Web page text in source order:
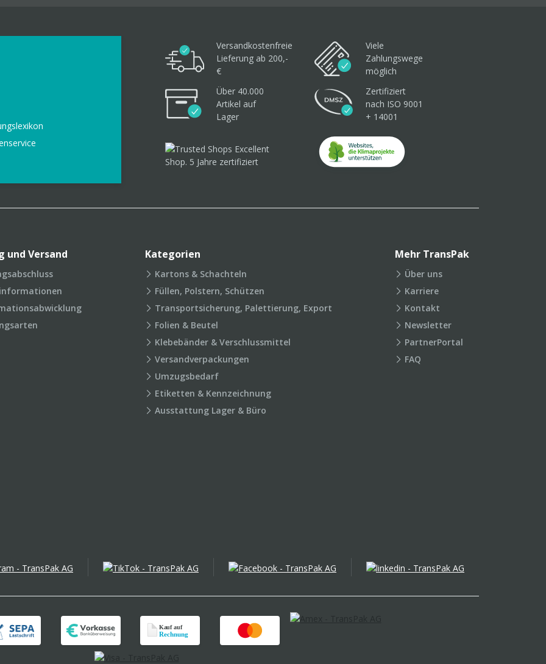
Versandkostenfreie
Lieferung ab 200,-
€
Viele
Zahlungswege
möglich
Über 40.000
Artikel auf
Lager
Zertifiziert
nach ISO 9001
+ 14001
und Versand Kategorien
Kartons & Schachteln
Füllen, Polstern, Schützen
Transportsicherung, Palettierung, Export
Folien & Beutel
Klebebänder & Verschlussmittel
Versandverpackungen
Umzugsbedarf
Etiketten & Kennzeichnung
Ausstattung Lager & Büro
Mehr TransPak
Über uns
Karriere
Kontakt
Newsletter
PartnerPortal
FAQ